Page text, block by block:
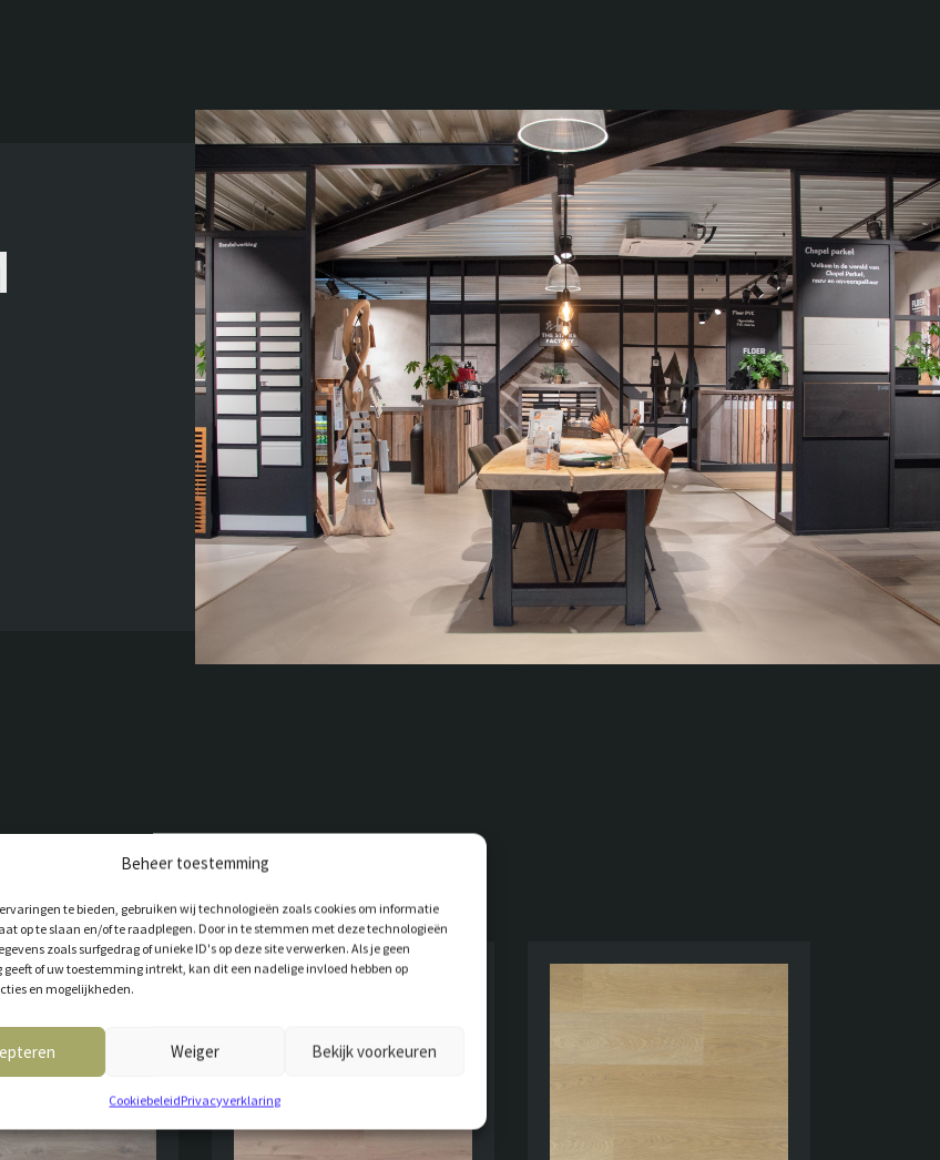
Beheer toestemming
te bieden, gebruiken wij technologieën zoals cookies om informatie
op te slaan en/of te raadplegen. Door in te stemmen met deze technologieën
zoals surfgedrag of unieke ID's op deze site verwerken. Als je geen
of uw toestemming intrekt, kan dit een nadelige invloed hebben op
en mogelijkheden.
Weiger Bekijk voorkeuren
CookiebeleidPrivacyverklaring
JOU